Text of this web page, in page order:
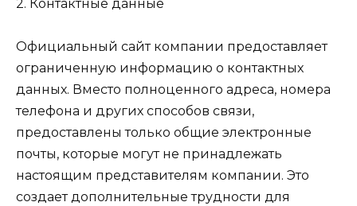
2. Контактные данные
Официальный сайт компании предоставляет
ограниченную информацию о контактных
данных. Вместо полноценного адреса, номера
телефона и других способов связи,
предоставлены только общие электронные
почты, которые могут не принадлежать
настоящим представителям компании. Это
создает дополнительные трудности для